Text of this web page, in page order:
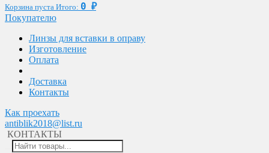
Корзина пуста Итого: 0 ₽
Покупателю
Линзы для вставки в оправу
Изготовление
Оплата
Доставка
Контакты
Как проехать
antiblik2018@list.ru
КОНТАКТЫ